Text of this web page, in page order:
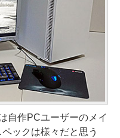
自作PCユーザーのメイ
ックは様々だと思う